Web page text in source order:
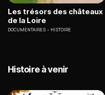
Les trésors des châteaux
de la Loire
DOCUMENTAIRES HISTOIRE
Histoire à venir